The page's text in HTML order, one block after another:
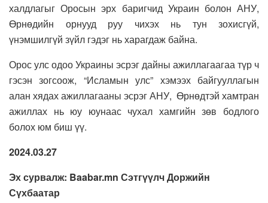
халдлагыг Оросын эрх баригчид Украин болон АНУ,
Өрнөдийн орнууд руу чихэх нь тун зохисгүй,
үнэмшилгүй зүйл гэдэг нь харагдаж байна.
Орос улс одоо Украины эсрэг дайны ажиллагаагаа түр ч
гэсэн зогсоож, “Исламын улс” хэмээх байгууллагын
алан хядах ажиллагааны эсрэг АНУ, Өрнөдтэй хамтран
ажиллах нь юу юунаас чухал хамгийн зөв бодлого
болох юм биш үү.
2024.03.27
Эх сурвалж: Baabar.mn Сэтгүүлч Доржийн
Сүхбаатар